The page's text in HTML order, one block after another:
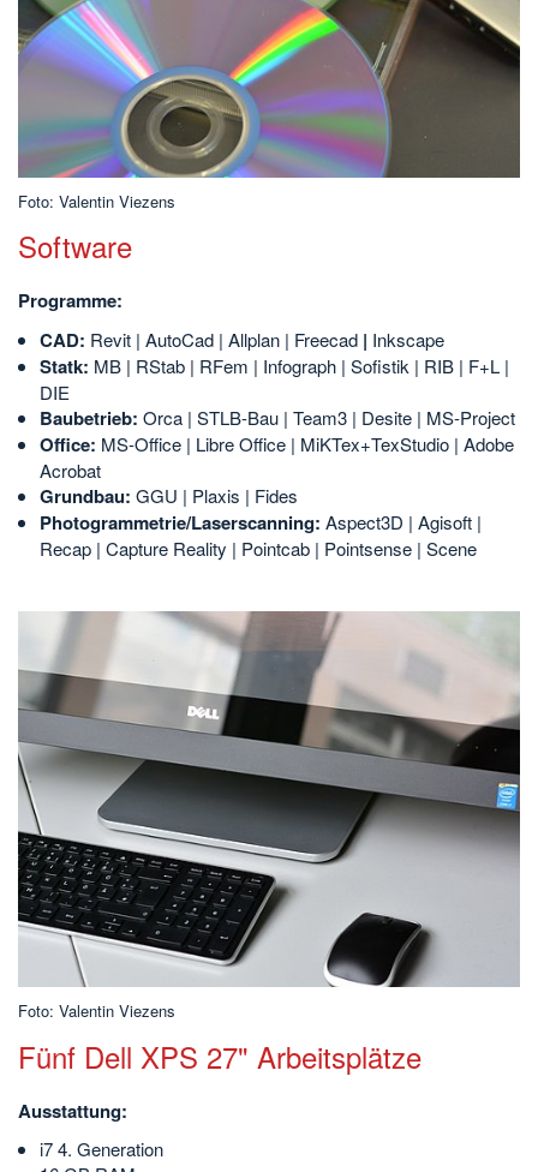
Foto: Valentin Viezens
Software
Programme:
CAD: Revit | AutoCad | Allplan | Freecad | Inkscape
Statk: MB | RStab | RFem | Infograph | Sofistik | RIB | F+L |
DIE
Baubetrieb: Orca | STLB-Bau | Team3 | Desite | MS-Project
Office: MS-Office | Libre Office | MiKTex+TexStudio | Adobe
Acrobat
Grundbau: GGU | Plaxis | Fides
Photogrammetrie/Laserscanning: Aspect3D | Agisoft |
Recap | Capture Reality | Pointcab | Pointsense | Scene
Foto: Valentin Viezens
Fünf Dell XPS 27" Arbeitsplätze
Ausstattung:
i7 4. Generation